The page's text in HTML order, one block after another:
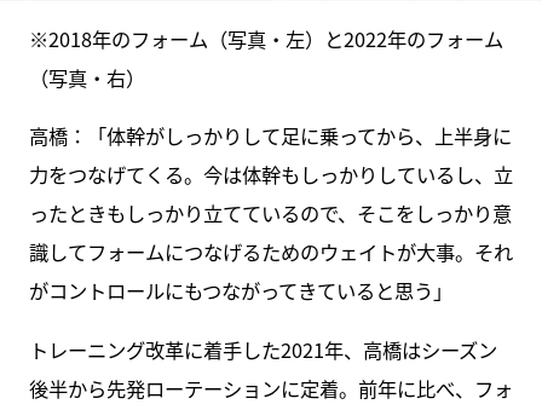
※2018年のフォーム（写真・左）と2022年のフォーム
（写真・右）
高橋：「体幹がしっかりして足に乗ってから、上半身に
力をつなげてくる。今は体幹もしっかりしているし、立
ったときもしっかり立てているので、そこをしっかり意
識してフォームにつなげるためのウェイトが大事。それ
がコントロールにもつながってきていると思う」
トレーニング改革に着手した2021年、高橋はシーズン
後半から先発ローテーションに定着。前年に比べ、フォ